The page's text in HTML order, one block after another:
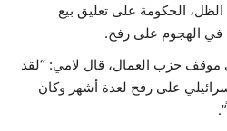
الحكومة على تعليق بيع
في الهجوم على رفح.
حزب العمال، قال لامي: “لقد
على رفح لعدة أشهر وكان